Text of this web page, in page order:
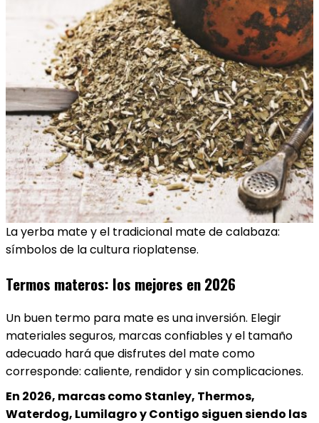
La yerba mate y el tradicional mate de calabaza:
símbolos de la cultura rioplatense.
Termos materos: los mejores en 2026
Un buen termo para mate es una inversión. Elegir
materiales seguros, marcas confiables y el tamaño
adecuado hará que disfrutes del mate como
corresponde: caliente, rendidor y sin complicaciones.
En 2026, marcas como Stanley, Thermos,
Waterdog, Lumilagro y Contigo siguen siendo las